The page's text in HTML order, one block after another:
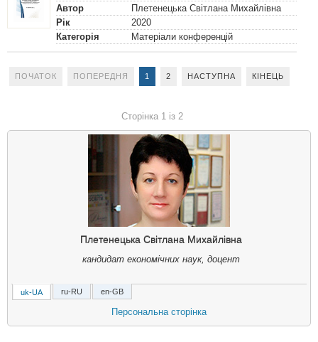
Автор
Плетенецька Світлана Михайлівна
Рік
2020
Категорія
Матеріали конференцій
ПОЧАТОК ПОПЕРЕДНЯ 1 2 НАСТУПНА КІНЕЦЬ
Сторінка 1 із 2
Плетенецька Світлана Михайлівна
кандидат економічних наук, доцент
Плетенецкая Светлана Михайловна
кандидат экономических наук, доцент
uk-UA ru-RU en-GB
Персональна сторінка